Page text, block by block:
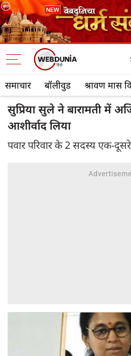
समाचार बॉलीवुड श्रावण मास
सुप्रिया सुले ने बारामती में
आशीर्वाद लिया
पवार परिवार के 2 सदस्य एक-